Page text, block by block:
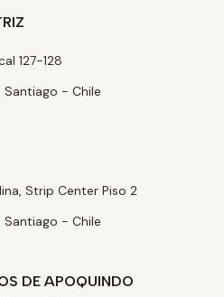
127-128
- Chile
Strip Center Piso 2
- Chile
DE APOQUINDO